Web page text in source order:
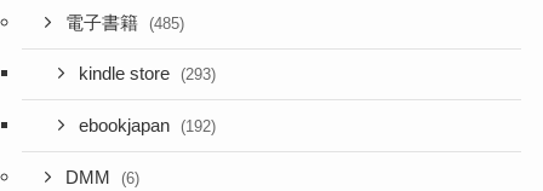
電子書籍 (485)
kindle store (293)
ebookjapan (192)
DMM (6)